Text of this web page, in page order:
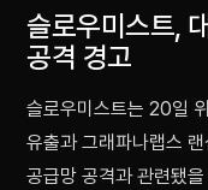
슬로우미스트,
공격 경고
슬로우미스트는 20일
유출과 그래파나랩스
공급망 공격과 관련됐